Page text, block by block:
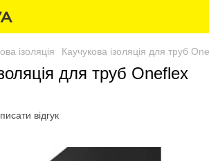
ізоляція Каучукова ізоляція для труб
для труб Oneflex
відгук